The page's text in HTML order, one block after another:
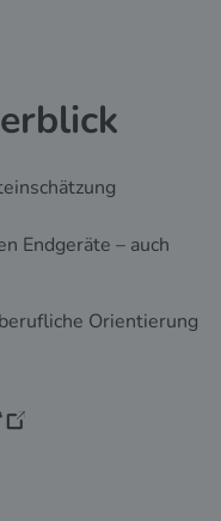
Endgeräte – auch
Orientierung